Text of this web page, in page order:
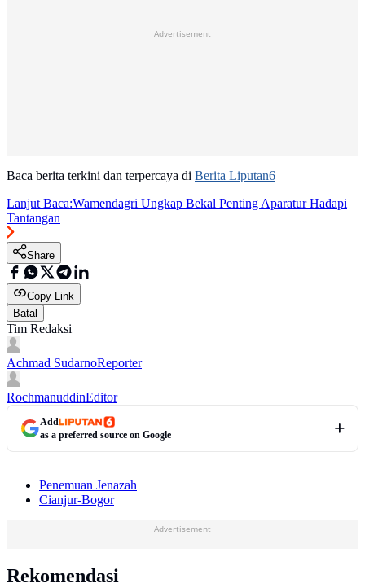
Advertisement
Baca berita terkini dan terpercaya di Berita Liputan6
Lanjut Baca:Wamendagri Ungkap Bekal Penting Aparatur Hadapi
Tantangan
Share
Copy Link
Batal
Tim Redaksi
Achmad SudarnoReporter
RochmanuddinEditor
Add
as a preferred source on Google
Penemuan Jenazah
Cianjur-Bogor
Advertisement
Rekomendasi